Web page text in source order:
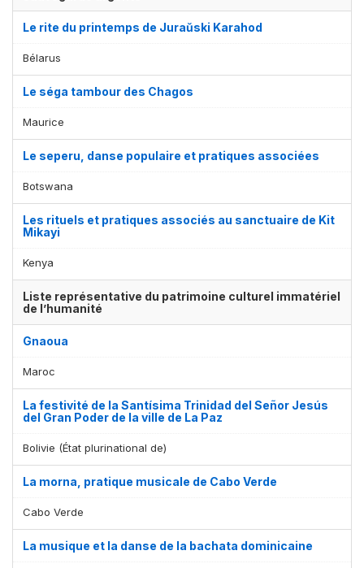
Le rite du printemps de Juraǔski Karahod
Bélarus
Le séga tambour des Chagos
Maurice
Le seperu, danse populaire et pratiques associées
Botswana
Les rituels et pratiques associés au sanctuaire de Kit
Mikayi
Kenya
Liste représentative du patrimoine culturel immatériel
de l’humanité
Gnaoua
Maroc
La festivité de la Santísima Trinidad del Señor Jesús
del Gran Poder de la ville de La Paz
Bolivie (État plurinational de)
La morna, pratique musicale de Cabo Verde
Cabo Verde
La musique et la danse de la bachata dominicaine